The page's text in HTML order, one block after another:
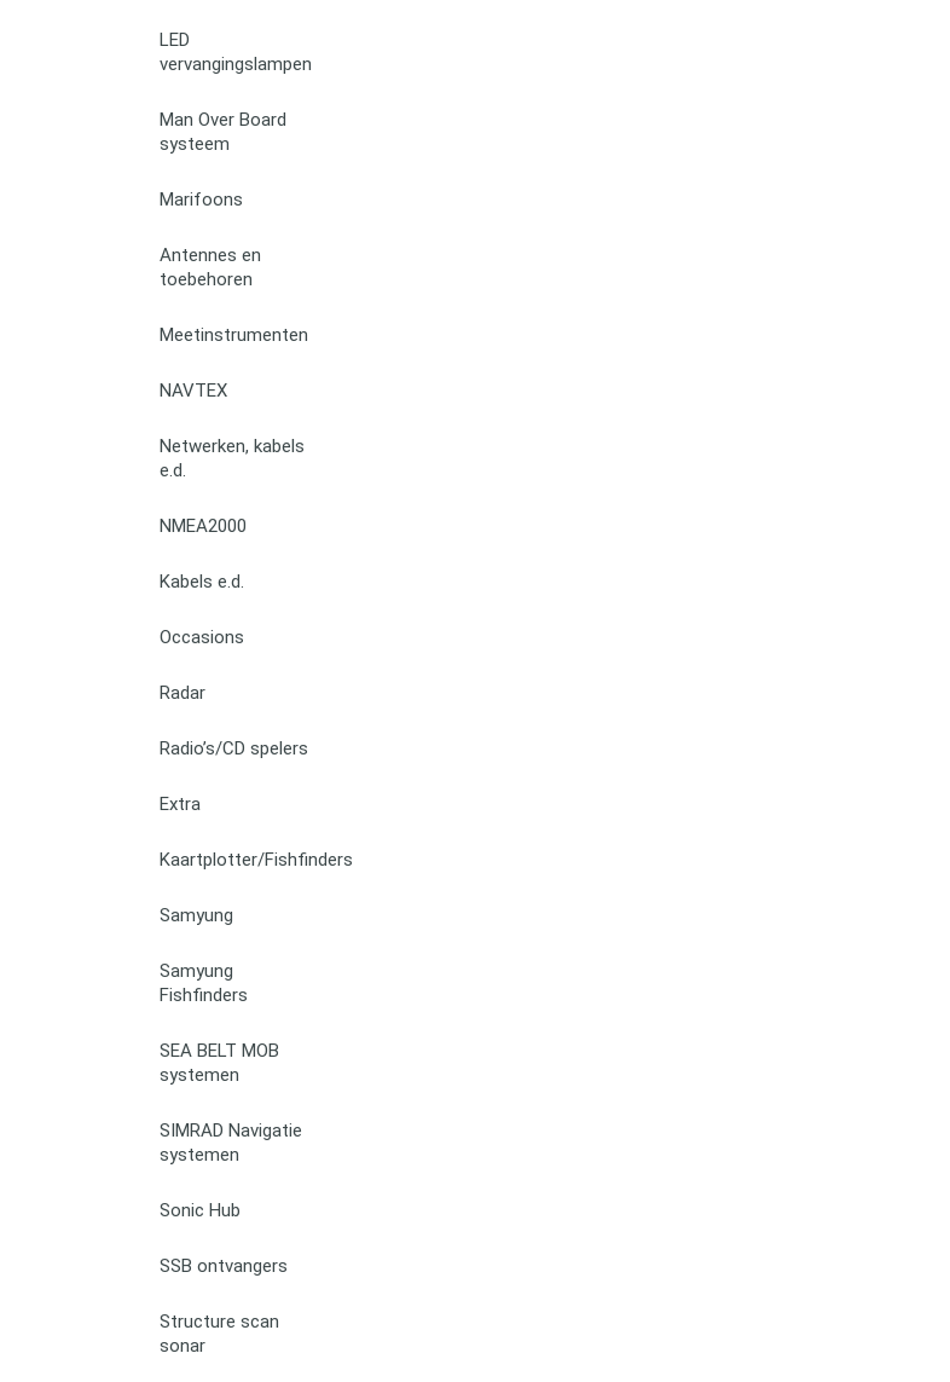
LED
vervangingslampen
Man Over Board
systeem
Marifoons
Antennes en
toebehoren
Meetinstrumenten
NAVTEX
Netwerken, kabels
e.d.
NMEA2000
Kabels e.d.
Occasions
Radar
Radio’s/CD spelers
Extra
Kaartplotter/Fishfinders
Samyung
Samyung
Fishfinders
SEA BELT MOB
systemen
SIMRAD Navigatie
systemen
Sonic Hub
SSB ontvangers
Structure scan
sonar